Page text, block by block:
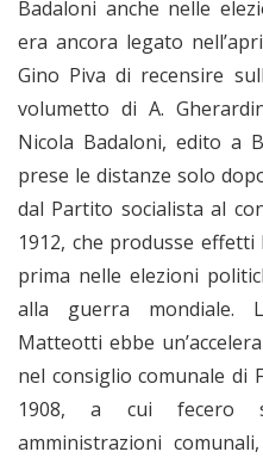
Badaloni anche nelle
era ancora legato
Gino Piva di recensire
volumetto di A.
Nicola Badaloni, edito a
prese le distanze solo
dal Partito socialista al
1912, che produsse
prima nelle elezioni
alla guerra mondiale.
Matteotti ebbe
nel consiglio comunale di
1908, a cui fecero
amministrazioni